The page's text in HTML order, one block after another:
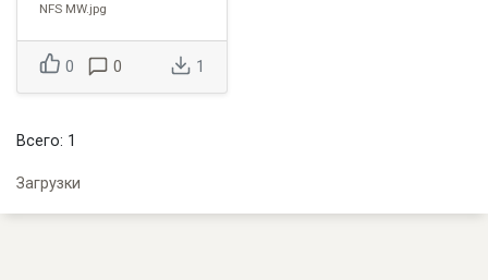
NFS MW.jpg
0 0 1
Всего: 1
Загрузки